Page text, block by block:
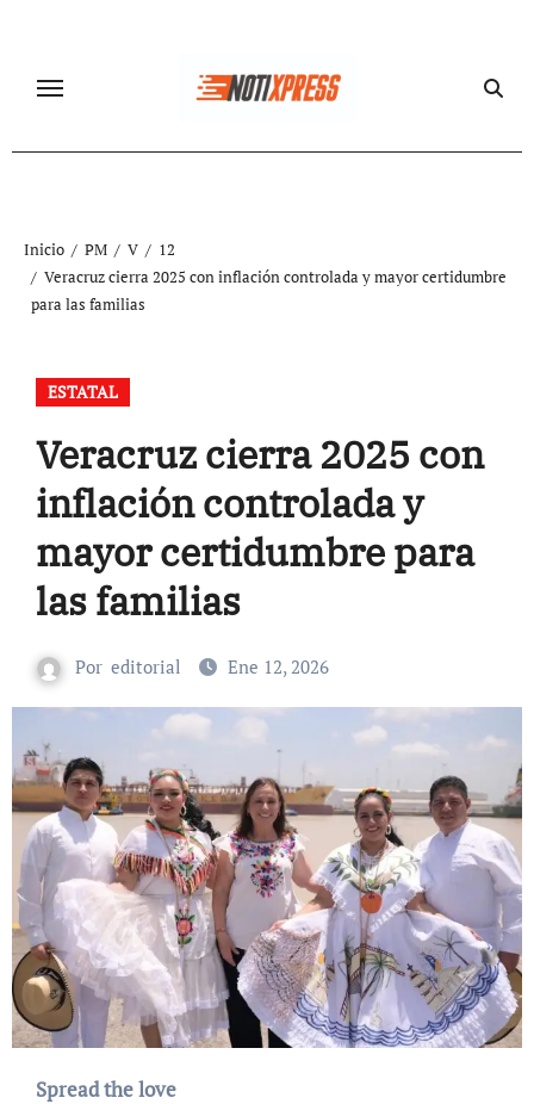
contenido
Inicio PM V
12
Veracruz cierra 2025 con inflación controlada y mayor certidumbre
para las familias
ESTATAL
Veracruz cierra 2025 con
inflación controlada y
mayor certidumbre para
las familias
Por editorial Ene 12, 2026
Spread the love